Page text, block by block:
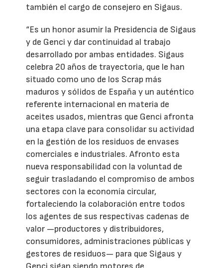
también el cargo de consejero en Sigaus.
“Es un honor asumir la Presidencia de Sigaus
y de Genci y dar continuidad al trabajo
desarrollado por ambas entidades. Sigaus
celebra 20 años de trayectoria, que le han
situado como uno de los Scrap más
maduros y sólidos de España y un auténtico
referente internacional en materia de
aceites usados, mientras que Genci afronta
una etapa clave para consolidar su actividad
en la gestión de los residuos de envases
comerciales e industriales. Afronto esta
nueva responsabilidad con la voluntad de
seguir trasladando el compromiso de ambos
sectores con la economía circular,
fortaleciendo la colaboración entre todos
los agentes de sus respectivas cadenas de
valor —productores y distribuidores,
consumidores, administraciones públicas y
gestores de residuos— para que Sigaus y